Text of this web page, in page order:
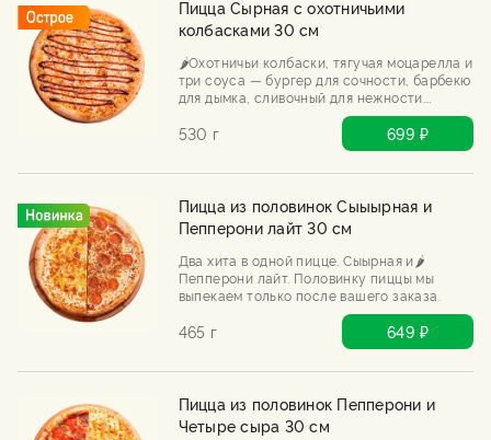
Пицца Сырная с охотничьими
колбасками 30 см
🌶️Охотничьи колбаски, тягучая моцарелла и
три соуса — бургер для сочности, барбекю
для дымка, сливочный для нежности.
Сырная, но с характером. Хоть в лес с ней,
хоть на диван.
530 г 699 ₽
Пицца из половинок Сыыырная и
Пепперони лайт 30 см
Два хита в одной пицце. Сыырная и🌶️
Пепперони лайт. Половинку пиццы мы
выпекаем только после вашего заказа.
465 г 649 ₽
Пицца из половинок Пепперони и
Четыре сыра 30 см